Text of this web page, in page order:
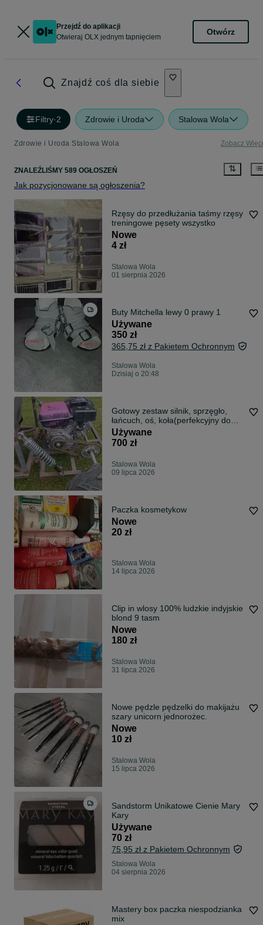
Przejdź do aplikacji
Otwieraj OLX jednym tapnięciem
Otwórz
Znajdź coś dla siebie
Filtry·2 Zdrowie i Uroda Stalowa Wola
Zdrowie i Uroda Stalowa Wola Zobacz
ZNALEŹLIŚMY 589 OGŁOSZEŃ
Jak pozycjonowane są ogłoszenia?
Rzęsy do przedłużania taśmy rzęsy
treningowe pęsety wszystko
Nowe
4 zł
Stalowa Wola
01 sierpnia 2026
Buty Mitchella lewy 0 prawy 1
Używane
350 zł
365,75 zł z Pakietem Ochronnym
Stalowa Wola
Dzisiaj o 20:48
Gotowy zestaw silnik, sprzęgło,
łańcuch, oś, koła(perfekcyjny do
budowy własnego gokarta/buggy)
Używane
700 zł
Stalowa Wola
09 lipca 2026
Paczka kosmetykow
Nowe
20 zł
Stalowa Wola
14 lipca 2026
Clip in wlosy 100% ludzkie indyjskie
blond 9 tasm
Nowe
180 zł
Stalowa Wola
31 lipca 2026
Nowe pędzle pędzelki do makijażu
szary unicorn jednorożec.
Nowe
10 zł
Stalowa Wola
15 lipca 2026
Sandstorm Unikatowe Cienie Mary
Kary
Używane
70 zł
75,95 zł z Pakietem Ochronnym
Stalowa Wola
04 sierpnia 2026
Mastery box paczka niespodzianka
mix